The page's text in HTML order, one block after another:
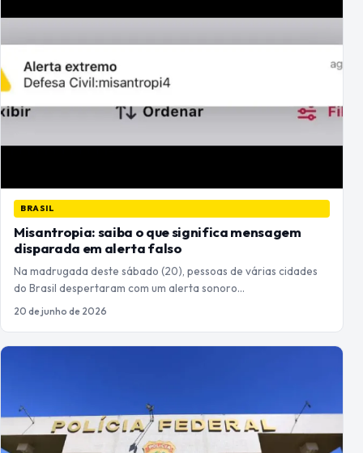
BRASIL
Misantropia: saiba o que significa mensagem
disparada em alerta falso
Na madrugada deste sábado (20), pessoas de várias cidades
do Brasil despertaram com um alerta sonoro…
20 de junho de 2026